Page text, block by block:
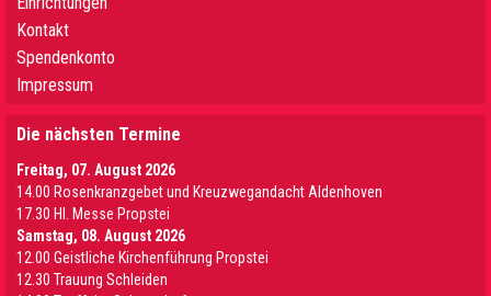
Kontakt
Spendenkonto
Impressum
Die nächsten Termine
Freitag, 07. August 2026
14.00 Rosenkranzgebet und Kreuzwegandacht Aldenhoven
17.30 Hl. Messe Propstei
Samstag, 08. August 2026
12.00 Geistliche Kirchenführung Propstei
12.30 Trauung Schleiden